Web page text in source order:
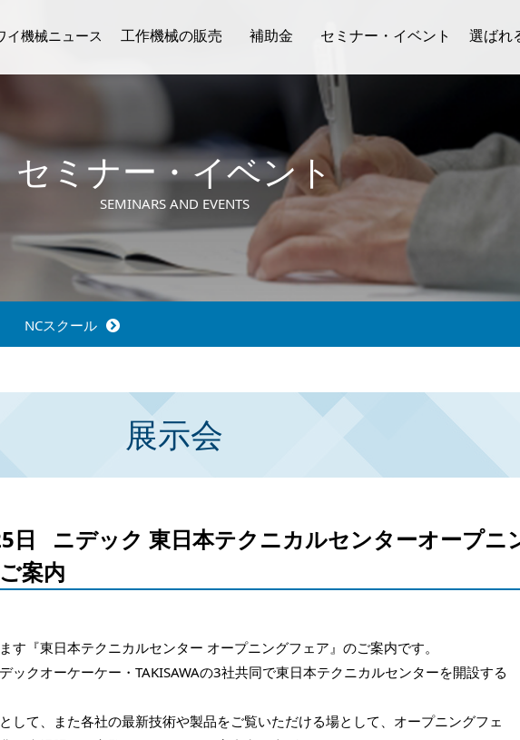
イ機械ニュース 工作機械の販売 補助金 セミナー・イベント
生産技術セミナー
選ばれ
セミナー・イベント
SEMINARS AND EVENTS
NCスクール
展示会
日 ニデック 東日本テクニカルセンターオープニ
案内
す『東日本テクニカルセンター オープニングフェア』のご案内です。
ックオーケーケー・TAKISAWAの3社共同で東日本テクニカルセンターを開設する
して、また各社の最新技術や製品をご覧いただける場として、オープニングフェ